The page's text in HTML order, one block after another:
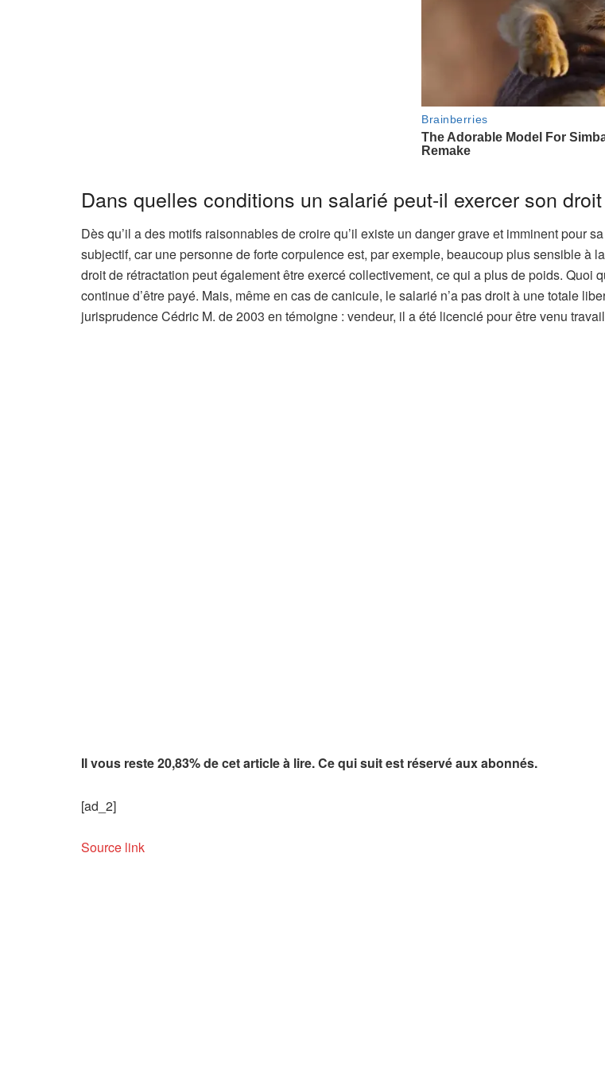
Dans quelles conditions un salarié peut-il exercer son
Dès qu’il a des motifs raisonnables de croire qu’il existe un danger grave et imminent pour
subjectif, car une personne de forte corpulence est, par exemple, beaucoup plus sensible à
droit de rétractation peut également être exercé collectivement, ce qui a plus de poids. Quoi
continue d’être payé. Mais, même en cas de canicule, le salarié n’a pas droit à une totale
jurisprudence Cédric M. de 2003 en témoigne : vendeur, il a été licencié pour être venu
Il vous reste 20,83% de cet article à lire. Ce qui suit est réservé aux abonnés.
[ad_2]
Source link